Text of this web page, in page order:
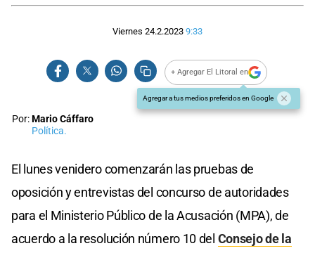
Viernes 24.2.2023 9:33
+ Agregar El Litoral en
Agregar a tus medios preferidos en Google
Por:Mario Cáffaro
Política.
El lunes venidero comenzarán las pruebas de
oposición y entrevistas del concurso de autoridades
para el Ministerio Público de la Acusación (MPA), de
acuerdo a la resolución número 10 del Consejo de la